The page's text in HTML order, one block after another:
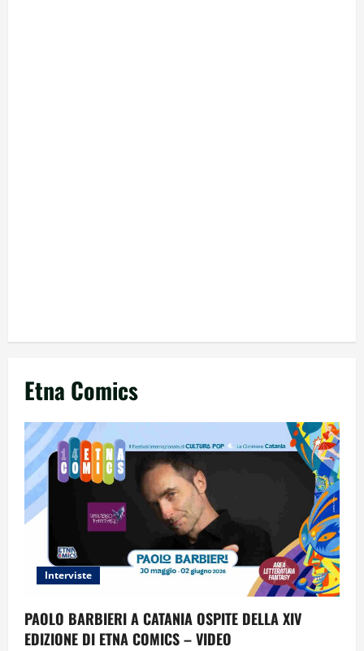
Etna Comics
Interviste
PAOLO BARBIERI A CATANIA OSPITE DELLA XIV
EDIZIONE DI ETNA COMICS – VIDEO